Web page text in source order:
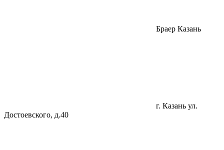
Браер Казань
г. Казань ул.
Достоевского, д.40